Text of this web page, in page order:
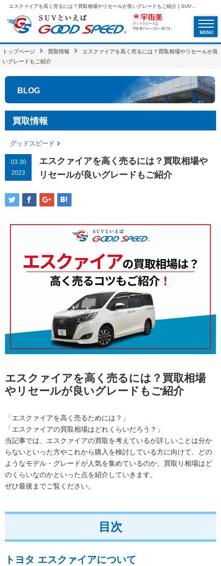
エスクァイアを高く売るには？買取相場やリセールが良いグレードもご紹介 | SUVといえばグッドスピードGOOD SPEED
グッドスピードは
宇佐美グループの一員です。
MENU
トップページ 買取情報
エスクァイアを高く売るには？買取相場やリセールが良
いグレードもご紹介
BLOG
買取情報
グッドスピード
03.30
2023
エスクァイアを高く売るには？買取相場や
リセールが良いグレードもご紹介
エスクァイアを高く売るには？買取相場
やリセールが良いグレードもご紹介
「エスクァイアを高く売るためには？」
「エスクァイアの買取相場はどれくらいだろう？」
当記事では、エスクァイアの買取を考えているが詳しいことは分か
らないといった方やこれから購入を検討している方に向けて、どの
ようなモデル・グレードが人気を集めているのか、買取り相場はど
のくらいなのかといった点を紹介していきます。
ぜひ最後までご覧ください。
目次
トヨタ エスクァイアについて